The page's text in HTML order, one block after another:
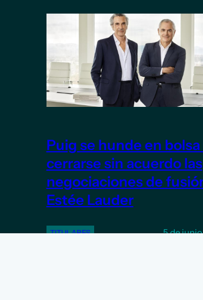
Puig se hunde en
cerrarse sin acuerdo las
negociaciones de
Estée Lauder
TITULARES 5 de